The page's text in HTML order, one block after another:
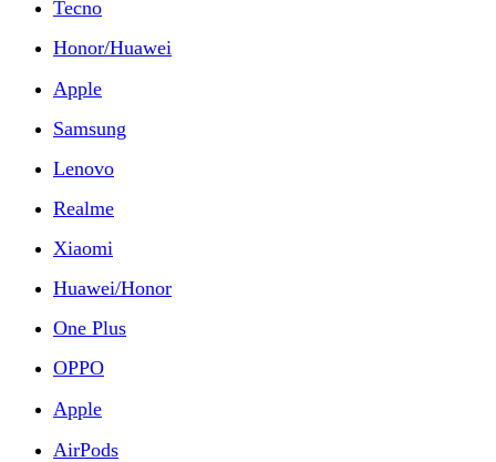
Tecno
Honor/Huawei
Apple
Samsung
Lenovo
Realme
Xiaomi
Huawei/Honor
One Plus
OPPO
Apple
AirPods